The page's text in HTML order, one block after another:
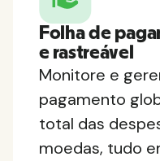
Folha de
e rastreável
Monitore e
pagamento
total das
moedas, tudo